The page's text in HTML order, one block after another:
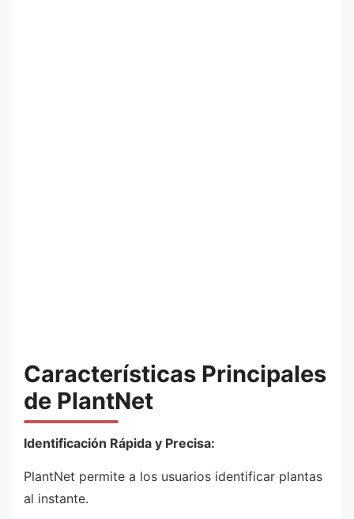
Características Principales
de PlantNet
Identificación Rápida y Precisa:
PlantNet permite a los usuarios identificar plantas
al instante.